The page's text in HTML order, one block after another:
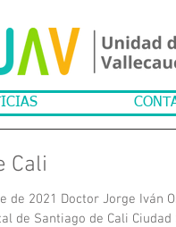
Cali
de 2021 Doctor Jorge Iván
de Santiago de Cali Ciudad